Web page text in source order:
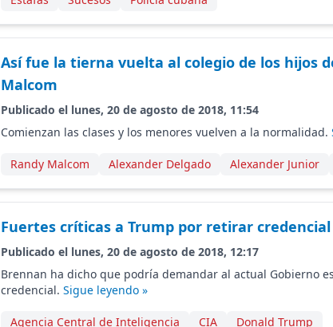
Así fue la tierna vuelta al colegio de los hijos
Malcom
Publicado el lunes, 20 de agosto de 2018, 11:54
Comienzan las clases y los menores vuelven a la normalidad.
Randy Malcom Alexander Delgado Alexander Junior
Fuertes críticas a Trump por retirar
Publicado el lunes, 20 de agosto de 2018, 12:17
Brennan ha dicho que podría demandar al actual Gobierno
credencial. Sigue leyendo »
Agencia Central de Inteligencia CIA Donald Trump